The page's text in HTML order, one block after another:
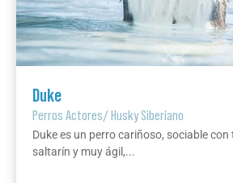
Duke
Perros Actores/Husky Siberiano
Duke es un perro cariñoso, sociable con
saltarín y muy ágil,...